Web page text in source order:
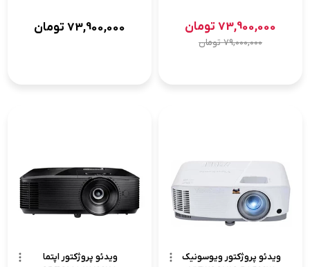
73,900,000تومان
79,000,000تومان
73,900,000تومان
ویدئو پروژکتور ویوسونیک
ویدئو پروژکتور اپتما